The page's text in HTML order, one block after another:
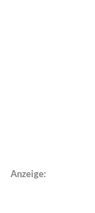
Anzeige: